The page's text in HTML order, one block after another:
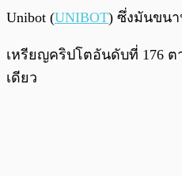
Unibot (UNIBOT) ซึ่งมันขนา
เหรียญคริปโตอันดับที่ 176 ต
เดียว